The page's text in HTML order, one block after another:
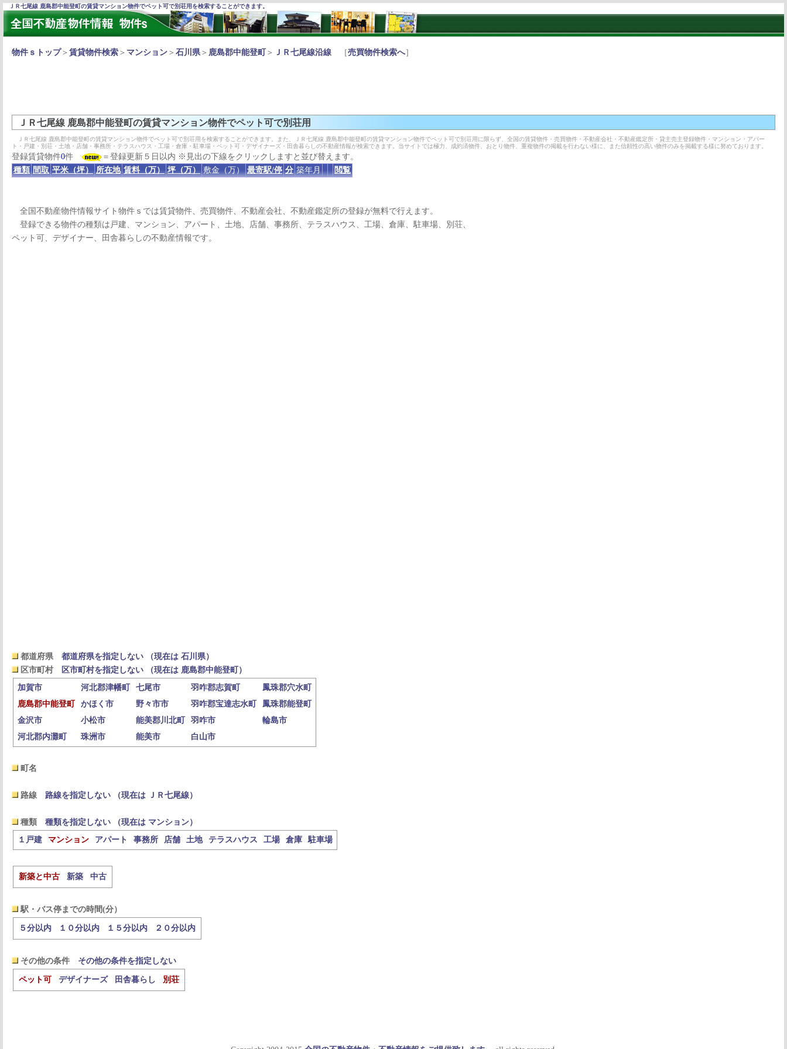
ＪＲ七尾線 鹿島郡中能登町の賃貸マンション物件でペット可で別荘用を検索することができます。
物件ｓトップ＞ 賃貸物件検索 ＞ マンション ＞ 石川県＞ 鹿島郡中能登町 ＞ ＪＲ七尾線沿線 ［売買物件検索へ］
ＪＲ七尾線 鹿島郡中能登町の賃貸マンション物件でペット可で別荘用
ＪＲ七尾線 鹿島郡中能登町の賃貸マンション物件でペット可で別荘用を検索することができます。また、ＪＲ七尾線 鹿島郡中能登町の賃貸マンション物件でペット可で別荘用に限らず、全国の賃貸物件・売買物件・不動産会社・不動産鑑定所・貸主売主登録物件・マンション・アパー
ト・戸建・別荘・土地・店舗・事務所・テラスハウス・工場・倉庫・駐車場・ペット可・デザイナーズ・田舎暮らしの不動産情報が検索できます。当サイトでは極力、成約済物件、おとり物件、重複物件の掲載を行わない様に、また信頼性の高い物件のみを掲載する様に努めております。
登録賃貸物件0件
＝登録更新５日以内 ※見出の下線をクリックしますと並び替えます。
種類 間取 平米（坪） 所在地 賃料（万） 坪（万） 敷金（万） 最寄駅/停 分 築年月 閲覧
全国不動産物件情報サイト物件ｓでは賃貸物件、売買物件、不動産会社、不動産鑑定所の登録が無料で行えます。
登録できる物件の種類は戸建、マンション、アパート、土地、店舗、事務所、テラスハウス、工場、倉庫、駐車場、別荘、
ペット可、デザイナー、田舎暮らしの不動産情報です。
都道府県
都道府県を指定しない （現在は 石川県）
区市町村
区市町村を指定しない （現在は 鹿島郡中能登町）
加賀市
河北郡津幡町 七尾市 羽咋郡志賀町
鳳珠郡穴水町
鹿島郡中能登町
かほく市 野々市市 羽咋郡宝達志水町
鳳珠郡能登町
金沢市
小松市 能美郡川北町 羽咋市
輪島市
河北郡内灘町
珠洲市 能美市 白山市
町名
路線 路線を指定しない （現在は ＪＲ七尾線）
種類
種類を指定しない （現在は マンション）
１戸建
マンション アパート 事務所 店舗 土地 テラスハウス 工場 倉庫 駐車場
新築と中古 新築 中古
駅・バス停までの時間(分）
５分以内 １０分以内 １５分以内 ２０分以内
その他の条件 その他の条件を指定しない
ペット可 デザイナーズ 田舎暮らし 別荘